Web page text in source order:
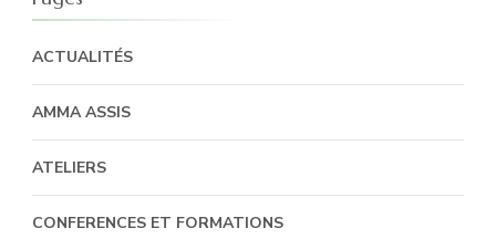
ACTUALITÉS
AMMA ASSIS
ATELIERS
CONFERENCES ET FORMATIONS